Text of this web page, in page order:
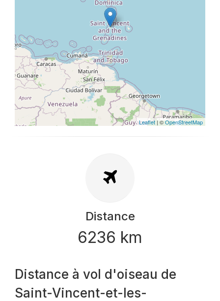
Leaflet | ©OpenStreetMap
Distance
6236 km
Distance à vol d'oiseau de
Saint-Vincent-et-les-